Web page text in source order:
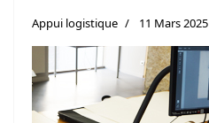
Appui logistique 11 Mars 2025